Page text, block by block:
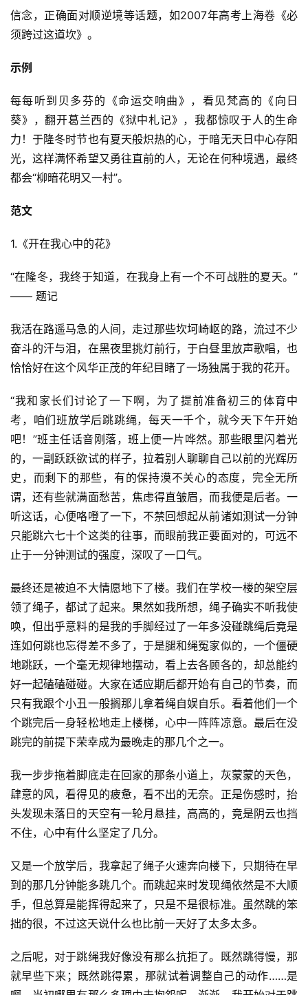
信念，正确面对顺逆境等话题，如2007年高考上海卷《必
须跨过这道坎》。
示例
每每听到贝多芬的《命运交响曲》，看见梵高的《向日
葵》，翻开葛兰西的《狱中札记》，我都惊叹于人的生命
力！于隆冬时节也有夏天般炽热的心，于暗无天日中心存阳
光，这样满怀希望又勇往直前的人，无论在何种境遇，最终
都会“柳暗花明又一村”。
范文
1.《开在我心中的花》
“在隆冬，我终于知道，在我身上有一个不可战胜的夏天。”
—— 题记
我活在路遥马急的人间，走过那些坎坷崎岖的路，流过不少
奋斗的汗与泪，在黑夜里挑灯前行，于白昼里放声歌唱，也
恰恰好在这个风华正茂的年纪目睹了一场独属于我的花开。
“我和家长们讨论了一下啊，为了提前准备初三的体育中
考，咱们班放学后跳跳绳，每天一千个，就今天下午开始
吧！”班主任话音刚落，班上便一片哗然。那些眼里闪着光
的，一副跃跃欲试的样子，拉着别人聊聊自己以前的光辉历
史，而剩下的那些，有的保持漠不关心的态度，完全无所
谓，还有些就满面愁苦，焦虑得直皱眉，而我便是后者。一
听这话，心便咯噔了一下，不禁回想起从前诸如测试一分钟
只能跳六七十个这类的往事，而眼前我正要面对的，可远不
止于一分钟测试的强度，深叹了一口气。
最终还是被迫不大情愿地下了楼。我们在学校一楼的架空层
领了绳子，都试了起来。果然如我所想，绳子确实不听我使
唤，但出乎意料的是我的手脚经过了一年多没碰跳绳后竟是
连如何跳也忘得差不多了，于是腿和绳冤家似的，一个僵硬
地跳跃，一个毫无规律地摆动，看上去各顾各的，却总能约
好一起磕磕碰碰。大家在适应期后都开始有自己的节奏，而
只有我跟个小丑一般搁那儿拿着绳自娱自乐。看着他们一个
个跳完后一身轻松地走上楼梯，心中一阵阵凉意。最后在没
跳完的前提下荣幸成为最晚走的那几个之一。
我一步步拖着脚底走在回家的那条小道上，灰蒙蒙的天色，
肆意的风，看得见的疲惫，看不出的无奈。正是伤感时，抬
头发现未落日的天空有一轮月悬挂，高高的，竟是阴云也挡
不住，心中有什么坚定了几分。
又是一个放学后，我拿起了绳子火速奔向楼下，只期待在早
到的那几分钟能多跳几个。而跳起来时发现绳依然是不大顺
手，但总算是能挥得起来了，只是不是很标准。虽然跳的笨
拙的很，不过这天说什么也比前一天好了太多太多。
之后呢，对于跳绳我好像没有那么抗拒了。既然跳得慢，那
就早些下来；既然跳得累，那就试着调整自己的动作……是